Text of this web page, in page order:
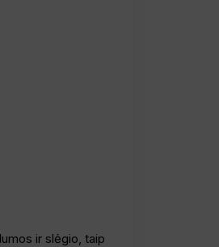
ir slėgio, taip